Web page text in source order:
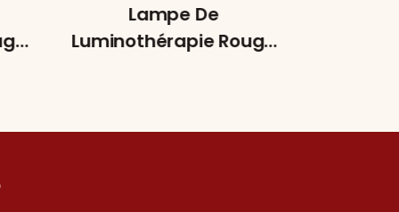
Lampe De
Luminothérapie Rouge